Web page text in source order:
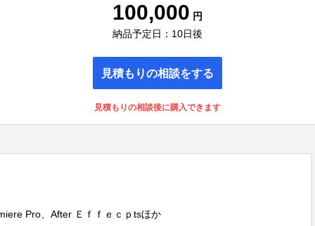
100,000 円
納品予定日：10日後
見積もりの相談をする
見積もりの相談後に購入できます
Pro、After Ｅｆｆｅｃｐtsほか